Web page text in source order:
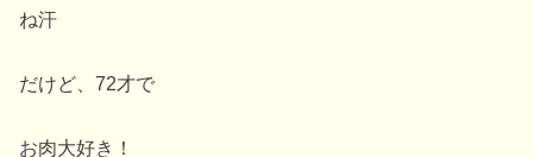
ね汗
だけど、72才で
お肉大好き！